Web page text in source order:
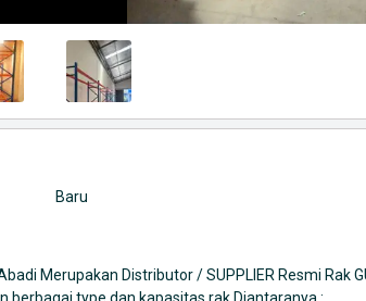
Baru
Merupakan Distributor / SUPPLIER Resmi Rak